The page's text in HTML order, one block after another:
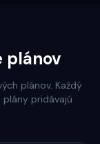
plánov
plánov. Každý
pridávajú